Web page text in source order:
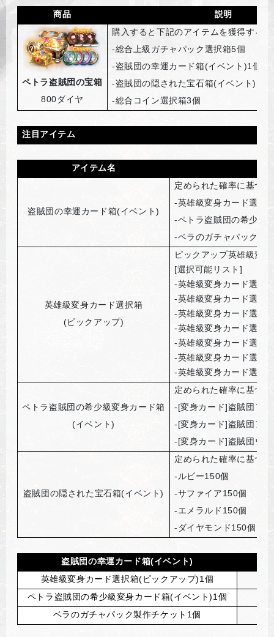
商品 説明
ペトラ盗賊団の宝箱
800ダイヤ
購入すると下記のアイテムを獲得する
-総合上級ガチャパック選択箱5個
-盗賊団の幸運カード箱(イベント)1個
-盗賊団の隠された宝石箱(イベント)1個
-総合コイン選択箱3個
注目アイテム
アイテム名
盗賊団の幸運カード箱(イベント)
定められた確率に基づ
-英雄級変身カード選択
-ペトラ盗賊団の希少級
-ベラのガチャパック製
英雄級変身カード選択箱
(ピックアップ)
ピックアップ英雄級変
[選択可能リスト]
-英雄級変身カード選択
-英雄級変身カード選択
-英雄級変身カード選択
-英雄級変身カード選択
-英雄級変身カード選択
-英雄級変身カード選択
-英雄級変身カード選択
ペトラ盗賊団の希少級変身カード箱
(イベント)
定められた確率に基づ
-[変身カード]盗賊団フ
-[変身カード]盗賊団ア
-[変身カード]盗賊団ウ
盗賊団の隠された宝石箱(イベント)
定められた確率に基づ
- ルビー150個
-サファイア150個
-エメラルド150個
- ダイヤモンド150個
盗賊団の幸運カード箱(イベント)
英雄級変身カード選択箱(ピックアップ)1個
ペトラ盗賊団の希少級変身カード箱(イベント)1個
ベラのガチャパック製作チケット1個